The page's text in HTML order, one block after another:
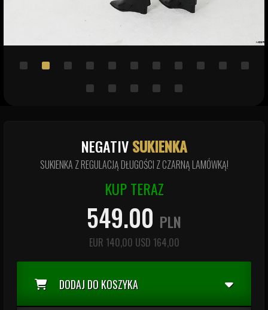
NEGATIVSUKIENKA
SUKIENKA Z REGULACJĄ DŁUGOŚCI Z CZARNĄ LAMÓWKĄ!
KUP TERAZ
549.00 PLN
EUR 140,00 USD 164,00
DODAJ DO KOSZYKA